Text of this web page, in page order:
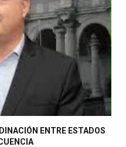
ENTRE ESTADOS